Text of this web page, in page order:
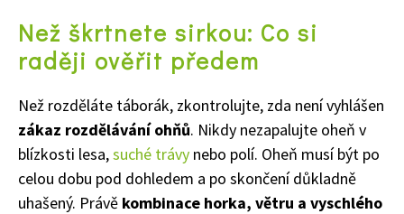
Než škrtnete sirkou: Co si
raději ověřit předem
Než rozděláte táborák, zkontrolujte, zda není vyhlášen
zákaz rozdělávání ohňů. Nikdy nezapalujte oheň v
blízkosti lesa,suché trávy nebo polí. Oheň musí být po
celou dobu pod dohledem a po skončení důkladně
uhašený. Právě kombinace horka, větru a vyschlého